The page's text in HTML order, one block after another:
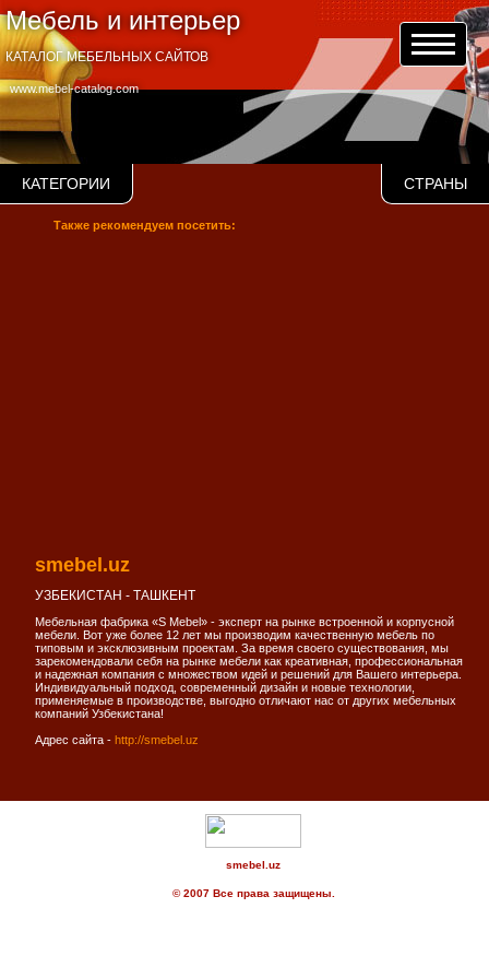
Мебель и интерьер
www.mebel-catalog.com
КАТАЛОГ МЕБЕЛЬНЫХ САЙТОВ
КАТЕГОРИИ СТРАНЫ
Также рекомендуем посетить:
smebel.uz
УЗБЕКИСТАН - ТАШКЕНТ
Мебельная фабрика «S Mebel» - эксперт на рынке встроенной и корпусной
мебели. Вот уже более 12 лет мы производим качественную мебель по
типовым и эксклюзивным проектам. За время своего существования, мы
зарекомендовали себя на рынке мебели как креативная, профессиональная
и надежная компания с множеством идей и решений для Вашего интерьера.
Индивидуальный подход, современный дизайн и новые технологии,
применяемые в производстве, выгодно отличают нас от других мебельных
компаний Узбекистана!
Адрес сайта - http://smebel.uz
smebel.uz
© 2007 Все права защищены.